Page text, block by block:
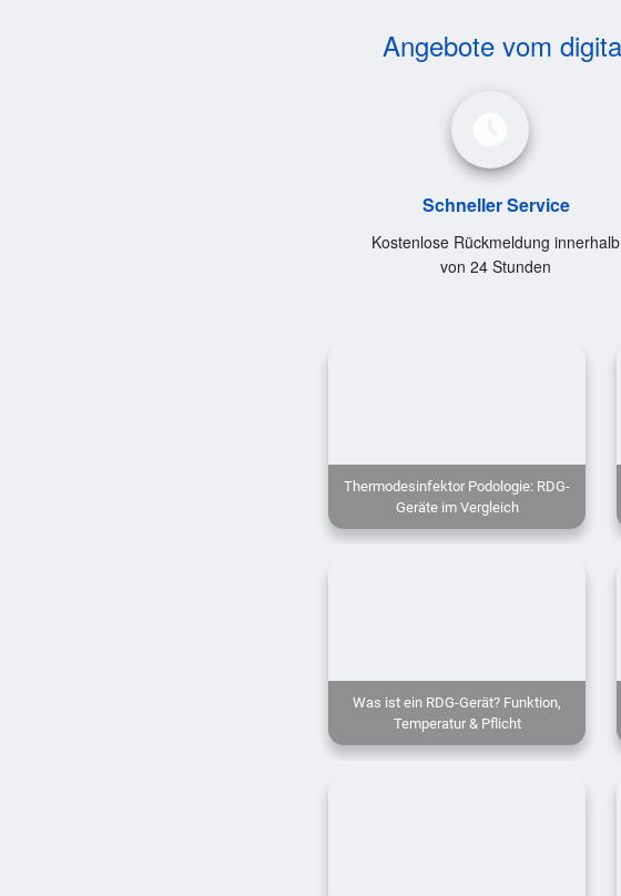
Angebote vom
Schneller Service
Kostenlose Rückmeldung innerhalb
von 24 Stunden
Thermodesinfektor Podologie: RDG-
Geräte im Vergleich
Was ist ein RDG-Gerät? Funktion,
Temperatur & Pflicht